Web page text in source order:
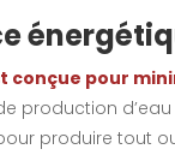
conçue pour
production
produire tout